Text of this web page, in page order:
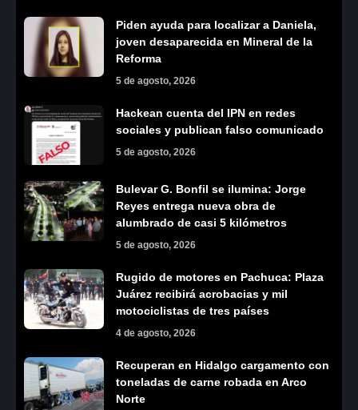
Piden ayuda para localizar a Daniela,
joven desaparecida en Mineral de la
Reforma
5 de agosto, 2026
Hackean cuenta del IPN en redes
sociales y publican falso comunicado
5 de agosto, 2026
Bulevar G. Bonfil se ilumina: Jorge
Reyes entrega nueva obra de
alumbrado de casi 5 kilómetros
5 de agosto, 2026
Rugido de motores en Pachuca: Plaza
Juárez recibirá acrobacias y mil
motociclistas de tres países
4 de agosto, 2026
Recuperan en Hidalgo cargamento con
toneladas de carne robada en Arco
Norte